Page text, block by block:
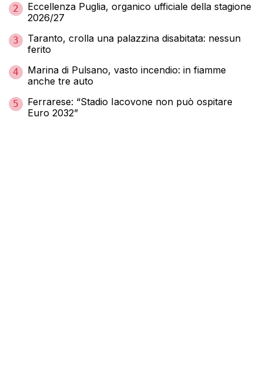
2
Eccellenza Puglia, organico ufficiale della stagione
2026/27
3
Taranto, crolla una palazzina disabitata: nessun
ferito
4
Marina di Pulsano, vasto incendio: in fiamme
anche tre auto
5
Ferrarese: “Stadio Iacovone non può ospitare
Euro 2032”